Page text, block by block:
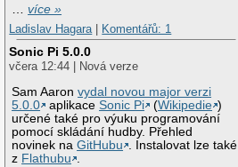
…více »
Ladislav Hagara
Komentářů: 1
Sonic Pi 5.0.0
včera 12:44 | Nová verze
Sam Aaronvydal novou major verzi
5.0.0
aplikaceSonic Pi (Wikipedie )
určené také pro výuku programování
pomocí skládání hudby. Přehled
novinek naGitHubu . Instalovat lze také
z Flathubu .